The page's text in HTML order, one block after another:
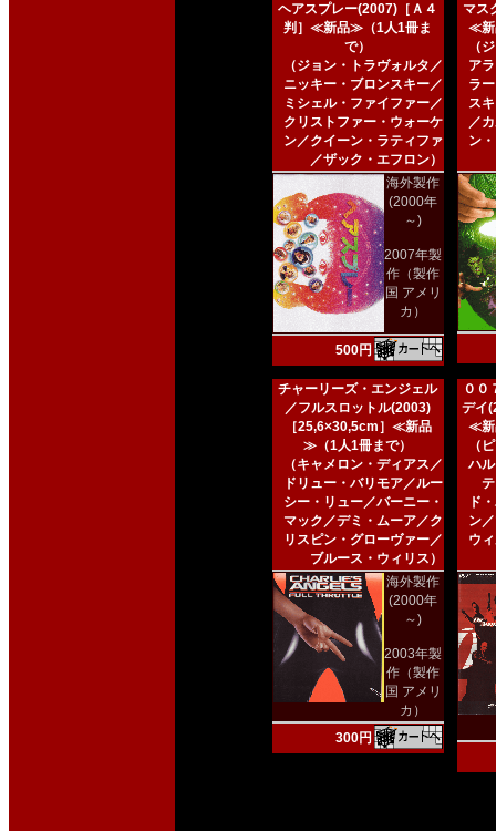
ヘアスプレー(2007)［Ａ４
判］≪新品≫（1人1冊ま
で）
（ジョン・トラヴォルタ／
ニッキー・ブロンスキー／
ミシェル・ファイファー／
クリストファー・ウォーケ
ン／クイーン・ラティファ
／ザック・エフロン）
海外製作
(2000年
～)
2007年製
作（製作
国 アメリ
カ）
500円
マス
≪新
（
ア
ラ
ス
／
ン
チャーリーズ・エンジェル
／フルスロットル(2003)
［25,6×30,5cm］≪新品
≫（1人1冊まで）
（キャメロン・ディアス／
ドリュー・バリモア／ルー
シー・リュー／バーニー・
マック／デミ・ムーア／ク
リスピン・グローヴァー／
ブルース・ウィリス）
海外製作
(2000年
～)
2003年製
作（製作
国 アメリ
カ）
300円
００
デイ
≪新
（
ハ
ド
ン
ウ